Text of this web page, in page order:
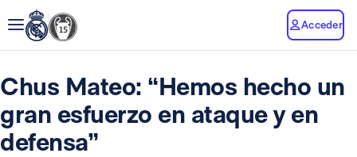
Acceder
Chus Mateo: “Hemos hecho un
gran esfuerzo en ataque y en
defensa”